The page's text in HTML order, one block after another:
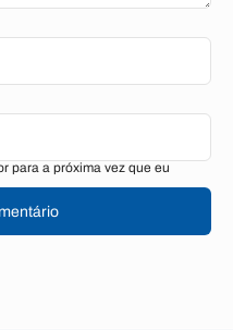
para a próxima vez que eu